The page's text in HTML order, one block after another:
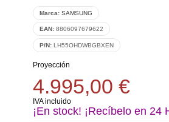
Marca: SAMSUNG
EAN: 8806097679622
P/N: LH55OHDWBGBXEN
Proyección
4.995,00 €
IVA incluido
¡En stock! ¡Recíbelo en 24